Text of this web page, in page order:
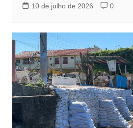
10 de julho de 2026
0